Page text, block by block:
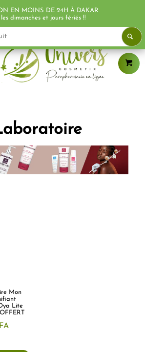
Mon
Lite
EN MOINS DE 24H À DAKAR
dimanches et jours fériés !!